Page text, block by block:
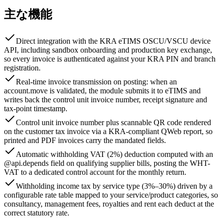
主な機能
Direct integration with the KRA eTIMS OSCU/VSCU device
API, including sandbox onboarding and production key exchange,
so every invoice is authenticated against your KRA PIN and branch
registration.
Real-time invoice transmission on posting: when an
account.move is validated, the module submits it to eTIMS and
writes back the control unit invoice number, receipt signature and
tax-point timestamp.
Control unit invoice number plus scannable QR code rendered
on the customer tax invoice via a KRA-compliant QWeb report, so
printed and PDF invoices carry the mandated fields.
Automatic withholding VAT (2%) deduction computed with an
@api.depends field on qualifying supplier bills, posting the WHT-
VAT to a dedicated control account for the monthly return.
Withholding income tax by service type (3%–30%) driven by a
configurable rate table mapped to your service/product categories, so
consultancy, management fees, royalties and rent each deduct at the
correct statutory rate.